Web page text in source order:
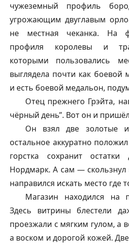
чужеземный профиль
угрожающим двуглавым
не местная чеканка. На
профиля королевы и
которыми пользовались
выглядела почти как боевой
и есть боевой медальон,
Отец прежнего Грэйта,
чёрный день”. Вот он и
Он взял две золотые
остальное аккуратно
горстка сохранит остатки
Нордмарк. А сам —
направился искать место где
Магазин находился на
Здесь витрины блестели
проезжали с мягким гулом, а
а воском и дорогой кожей.